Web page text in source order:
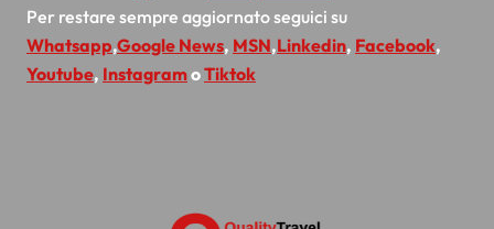
Per restare sempre aggiornato seguici su
Whatsapp,Google News, MSN,Linkedin, Facebook,
Youtube, InstagramoTiktok